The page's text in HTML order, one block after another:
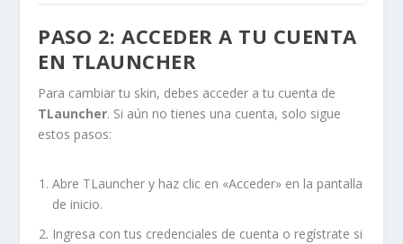
PASO 2: ACCEDER A TU CUENTA
EN TLAUNCHER
Para cambiar tu skin, debes acceder a tu cuenta de
TLauncher. Si aún no tienes una cuenta, solo sigue
estos pasos:
Abre TLauncher y haz clic en «Acceder» en la pantalla
de inicio.
Ingresa con tus credenciales de cuenta o regístrate si